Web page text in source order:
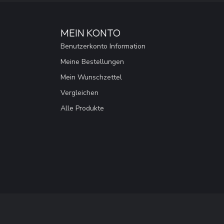
MEIN KONTO
Benutzerkonto Information
Meine Bestellungen
Mein Wunschzettel
Vergleichen
Alle Produkte